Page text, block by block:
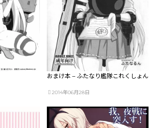
おまけ本 – ふたなり艦隊これくしょん
2014年06月28日